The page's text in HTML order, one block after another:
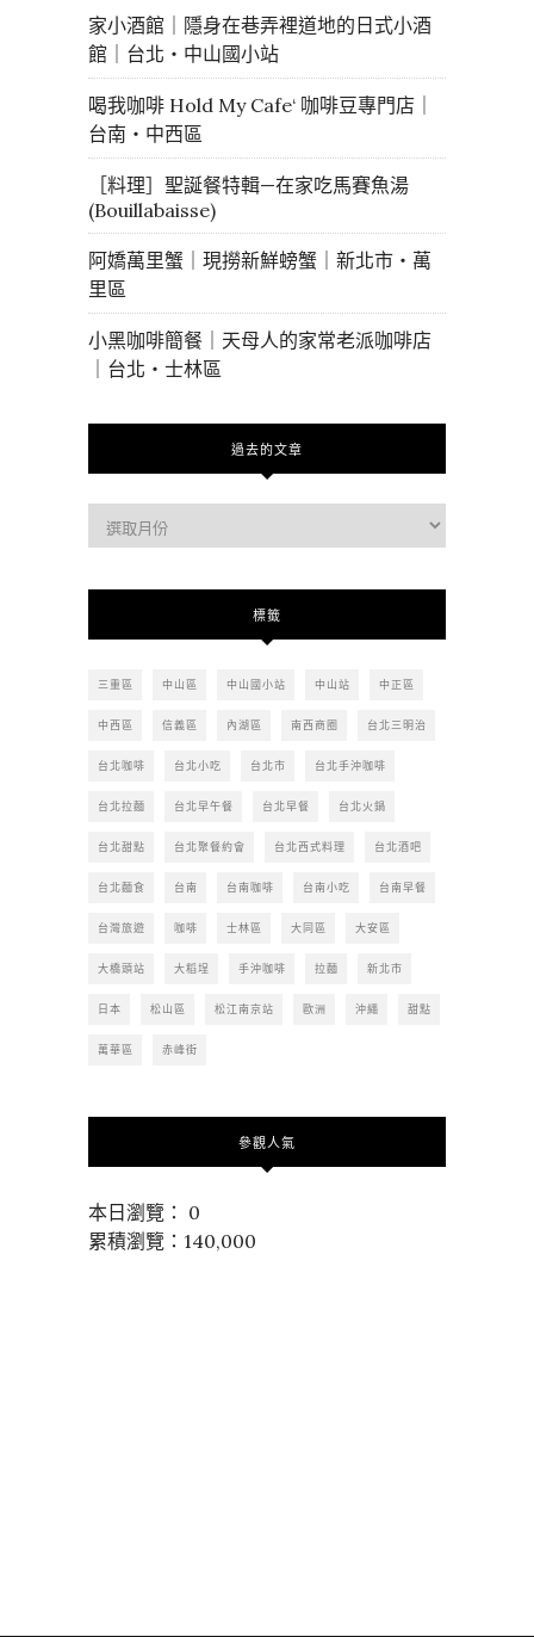
家小酒館｜隱身在巷弄裡道地的日式小酒
館｜台北・中山國小站
喝我咖啡 Hold My Cafe‘ 咖啡豆專門店｜
台南・中西區
［料理］聖誕餐特輯—在家吃馬賽魚湯
(Bouillabaisse)
阿嬌萬里蟹｜現撈新鮮螃蟹｜新北市・萬
里區
小黑咖啡簡餐｜天母人的家常老派咖啡店
｜台北・士林區
過去的文章
去
標籤
三重區 中山區 中山國小站 中山站 中正區
中西區 信義區 內湖區 南西商圈 台北三明治
台北咖啡 台北小吃 台北市 台北手沖咖啡
台北拉麵 台北早午餐 台北早餐 台北火鍋
台北甜點 台北聚餐約會 台北西式料理 台北酒吧
台北麵食 台南 台南咖啡 台南小吃 台南早餐
台灣旅遊 咖啡 士林區 大同區 大安區
大橋頭站 大稻埕 手沖咖啡 拉麵 新北市
日本 松山區 松江南京站 歐洲 沖繩 甜點
萬華區 赤峰街
參觀人氣
本日瀏覽： 0
累積瀏覽：140,000